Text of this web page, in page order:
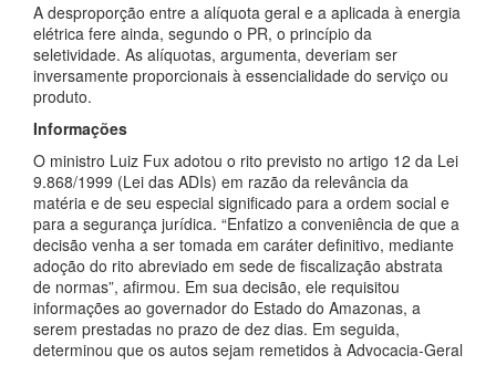
A desproporção entre a alíquota geral e a aplicada à energia
elétrica fere ainda, segundo o PR, o princípio da
seletividade. As alíquotas, argumenta, deveriam ser
inversamente proporcionais à essencialidade do serviço ou
produto.
Informações
O ministro Luiz Fux adotou o rito previsto no artigo 12 da Lei
9.868/1999 (Lei das ADIs) em razão da relevância da
matéria e de seu especial significado para a ordem social e
para a segurança jurídica. “Enfatizo a conveniência de que a
decisão venha a ser tomada em caráter definitivo, mediante
adoção do rito abreviado em sede de fiscalização abstrata
de normas”, afirmou. Em sua decisão, ele requisitou
informações ao governador do Estado do Amazonas, a
serem prestadas no prazo de dez dias. Em seguida,
determinou que os autos sejam remetidos à Advocacia-Geral